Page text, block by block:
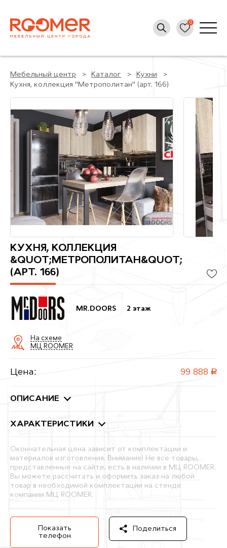
Мебельный центр Каталог
Кухни
Кухня, коллекция "Метрополитан" (арт. 166)
КУХНЯ, КОЛЛЕКЦИЯ
&QUOT;МЕТРОПОЛИТАН&QUOT;
(АРТ. 166)
MR.DOORS 2 этаж
На схеме
МЦ ROOMER
Цена: 99 888 руб.
ОПИСАНИЕ
ХАРАКТЕРИСТИКИ
Окончательная цена зависит от комплектации и
материалов изготовления. Внимание! Не все товары,
представленные на сайте, есть в наличии в МЦ ROOMER.
Вы можете рассчитать и оформить заказ на любой
товар в необходимой комплектации на стенде
компании МЦ ROOMER.
Показать
телефон
Поделиться